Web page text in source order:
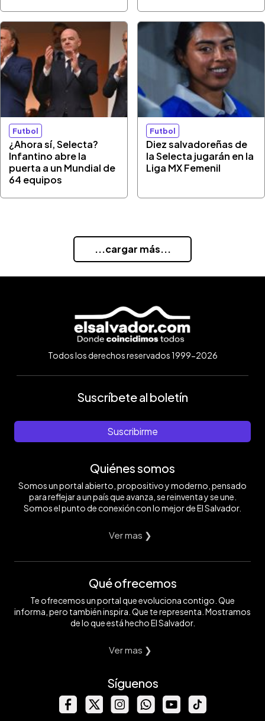
Futbol
¿Ahora sí, Selecta?
Infantino abre la
puerta a un Mundial de
64 equipos
Futbol
Diez salvadoreñas de
la Selecta jugarán en la
Liga MX Femenil
...cargar más...
Todos los derechos reservados 1999-2026
Suscríbete al boletín
Suscribirme
Quiénes somos
Somos un portal abierto, propositivo y moderno, pensado
para reflejar a un país que avanza, se reinventa y se une.
Somos el punto de conexión con lo mejor de El Salvador.
Ver mas ❯
Qué ofrecemos
Te ofrecemos un portal que evoluciona contigo. Que
informa, pero también inspira. Que te representa. Mostramos
de lo que está hecho El Salvador.
Ver mas ❯
Síguenos